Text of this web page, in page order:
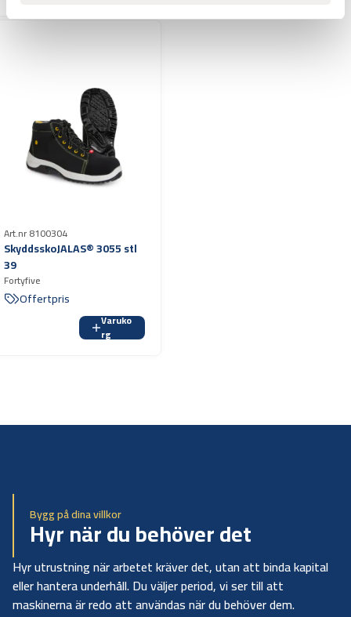
Art.nr 8100304
SkyddsskoJALAS® 3055 stl
39
Fortyfive
Offertpris
Varuko
rg
Bygg på dina villkor
Hyr när du behöver det
Hyr utrustning när arbetet kräver det, utan att binda kapital
eller hantera underhåll. Du väljer period, vi ser till att
maskinerna är redo att användas när du behöver dem.